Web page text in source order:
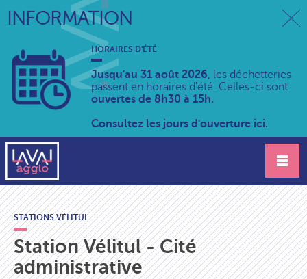
INFORMATION
HORAIRES D'ÉTÉ
Jusqu'au 31 août 2026, les déchetteries
passent en horaires d'été. Celles-ci sont
ouvertes de 8h30 à 15h.
Consultez les jours d'ouverture ici.
STATIONS VÉLITUL
Station Vélitul - Cité
administrative